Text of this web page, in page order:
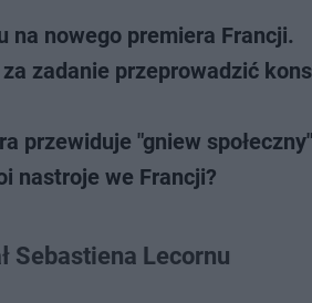
na nowego premiera Francji.
zadanie przeprowadzić
przewiduje "gniew
nastroje we Francji?
Sebastiena Lecornu